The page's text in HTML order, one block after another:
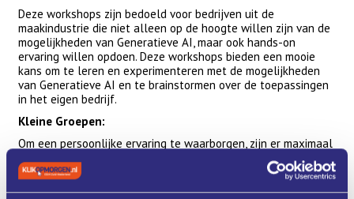
Deze workshops zijn bedoeld voor bedrijven uit de
maakindustrie die niet alleen op de hoogte willen zijn van de
mogelijkheden van Generatieve AI, maar ook hands-on
ervaring willen opdoen. Deze workshops bieden een mooie
kans om te leren en experimenteren met de mogelijkheden
van Generatieve AI en te brainstormen over de toepassingen
in het eigen bedrijf.
Kleine Groepen:
Om een persoonlijke ervaring te waarborgen, zijn er maximaal
Werken op eigen laptop.